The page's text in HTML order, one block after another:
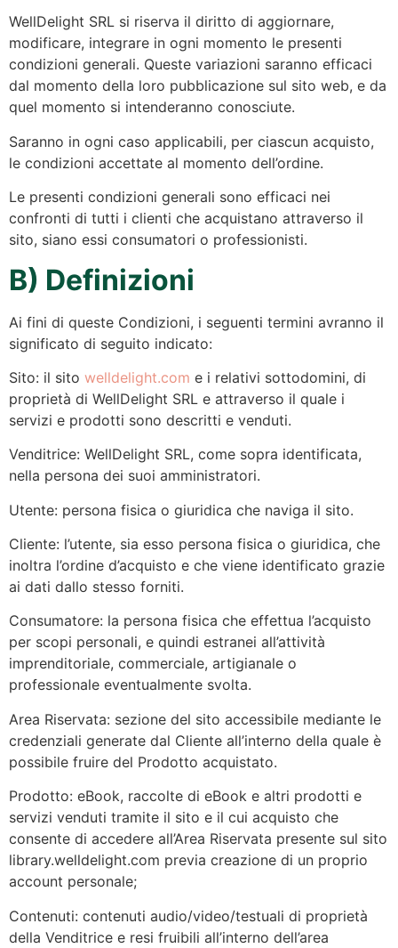
WellDelight SRL si riserva il diritto di aggiornare,
modificare, integrare in ogni momento le presenti
condizioni generali. Queste variazioni saranno efficaci
dal momento della loro pubblicazione sul sito web, e da
quel momento si intenderanno conosciute.
Saranno in ogni caso applicabili, per ciascun acquisto,
le condizioni accettate al momento dell’ordine.
Le presenti condizioni generali sono efficaci nei
confronti di tutti i clienti che acquistano attraverso il
sito, siano essi consumatori o professionisti.
B) Definizioni
Ai fini di queste Condizioni, i seguenti termini avranno il
significato di seguito indicato:
Sito: il sito welldelight.com e i relativi sottodomini, di
proprietà di WellDelight SRL e attraverso il quale i
servizi e prodotti sono descritti e venduti.
Venditrice: WellDelight SRL, come sopra identificata,
nella persona dei suoi amministratori.
Utente: persona fisica o giuridica che naviga il sito.
Cliente: l’utente, sia esso persona fisica o giuridica, che
inoltra l’ordine d’acquisto e che viene identificato grazie
ai dati dallo stesso forniti.
Consumatore: la persona fisica che effettua l’acquisto
per scopi personali, e quindi estranei all’attività
imprenditoriale, commerciale, artigianale o
professionale eventualmente svolta.
Area Riservata: sezione del sito accessibile mediante le
credenziali generate dal Cliente all’interno della quale è
possibile fruire del Prodotto acquistato.
Prodotto: eBook, raccolte di eBook e altri prodotti e
servizi venduti tramite il sito e il cui acquisto che
consente di accedere all’Area Riservata presente sul sito
library.welldelight.com previa creazione di un proprio
account personale;
Contenuti: contenuti audio/video/testuali di proprietà
della Venditrice e resi fruibili all’interno dell’area